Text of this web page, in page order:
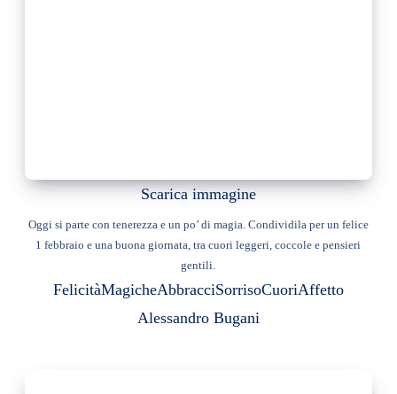
Scarica immagine
Oggi si parte con tenerezza e un po’ di magia. Condividila per un felice
1 febbraio e una buona giornata, tra cuori leggeri, coccole e pensieri
gentili.
FelicitàMagicheAbbracciSorrisoCuoriAffetto
Alessandro Bugani